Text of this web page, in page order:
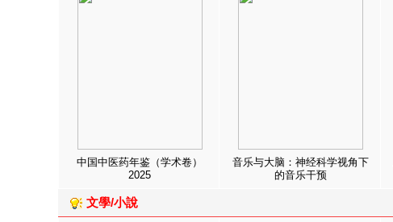
中国中医药年鉴（学术卷）
2025
音乐与大脑：神经科学视角下
的音乐干预
文學/小說